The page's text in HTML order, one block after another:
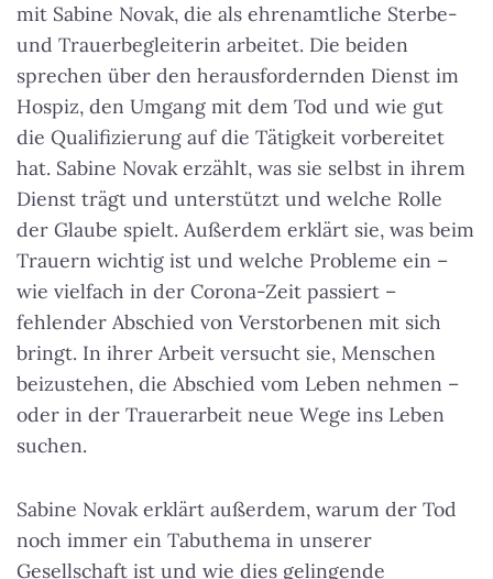
mit Sabine Novak, die als ehrenamtliche Sterbe-
und Trauerbegleiterin arbeitet. Die beiden
sprechen über den herausfordernden Dienst im
Hospiz, den Umgang mit dem Tod und wie gut
die Qualifizierung auf die Tätigkeit vorbereitet
hat. Sabine Novak erzählt, was sie selbst in ihrem
Dienst trägt und unterstützt und welche Rolle
der Glaube spielt. Außerdem erklärt sie, was beim
Trauern wichtig ist und welche Probleme ein –
wie vielfach in der Corona-Zeit passiert –
fehlender Abschied von Verstorbenen mit sich
bringt. In ihrer Arbeit versucht sie, Menschen
beizustehen, die Abschied vom Leben nehmen –
oder in der Trauerarbeit neue Wege ins Leben
suchen.
Sabine Novak erklärt außerdem, warum der Tod
noch immer ein Tabuthema in unserer
Gesellschaft ist und wie dies gelingende